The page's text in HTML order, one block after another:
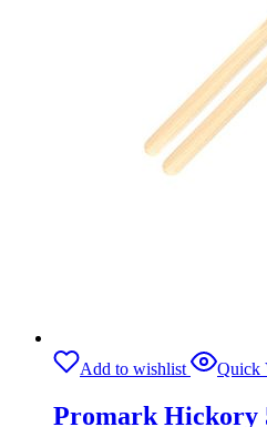
Add to wishlist Quick
Promark Hickory